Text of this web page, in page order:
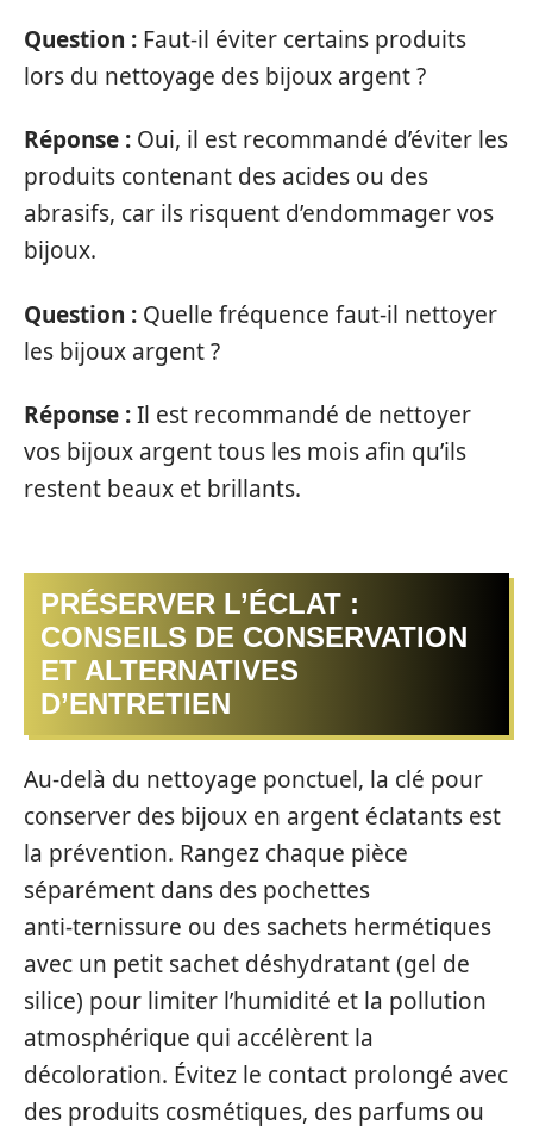
Question : Faut-il éviter certains produits
lors du nettoyage des bijoux argent ?
Réponse : Oui, il est recommandé d’éviter les
produits contenant des acides ou des
abrasifs, car ils risquent d’endommager vos
bijoux.
Question : Quelle fréquence faut-il nettoyer
les bijoux argent ?
Réponse :Il est recommandé de nettoyer
vos bijoux argent tous les mois afin qu’ils
restent beaux et brillants.
PRÉSERVER L’ÉCLAT :
CONSEILS DE CONSERVATION
ET ALTERNATIVES
D’ENTRETIEN
Au‑delà du nettoyage ponctuel, la clé pour
conserver des bijoux en argent éclatants est
la prévention. Rangez chaque pièce
séparément dans des pochettes
anti‑ternissure ou des sachets hermétiques
avec un petit sachet déshydratant (gel de
silice) pour limiter l’humidité et la pollution
atmosphérique qui accélèrent la
décoloration. Évitez le contact prolongé avec
des produits cosmétiques, des parfums ou